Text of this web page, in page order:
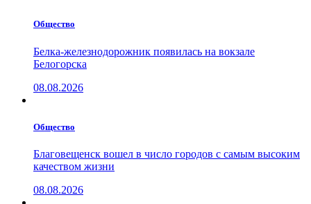
Общество
Белка-железнодорожник появилась на вокзале
Белогорска
08.08.2026
Общество
Благовещенск вошел в число городов с самым высоким
качеством жизни
08.08.2026